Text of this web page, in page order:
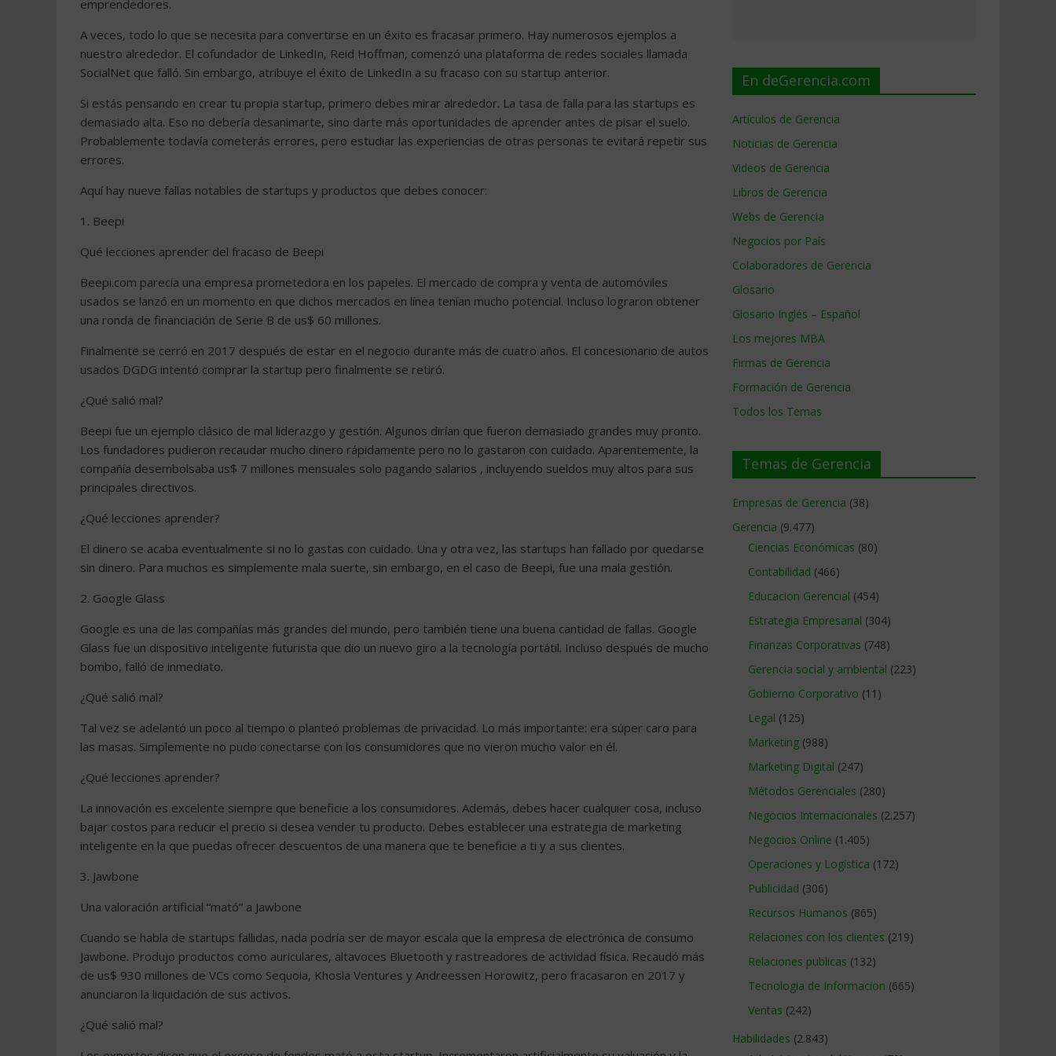
emprendedores.
A veces, todo lo que se necesita para convertirse en un éxito es fracasar primero. Hay numerosos ejemplos a
nuestro alrededor. El cofundador de LinkedIn, Reid Hoffman, comenzó una plataforma de redes sociales llamada
SocialNet que falló. Sin embargo, atribuye el éxito de LinkedIn a su fracaso con su startup anterior.
Si estás pensando en crear tu propia startup, primero debes mirar alrededor. La tasa de falla para las startups es
demasiado alta. Eso no debería desanimarte, sino darte más oportunidades de aprender antes de pisar el suelo.
Probablemente todavía cometerás errores, pero estudiar las experiencias de otras personas te evitará repetir sus
errores.
Aquí hay nueve fallas notables de startups y productos que debes conocer:
1. Beepi
Qué lecciones aprender del fracaso de Beepi
Beepi.com parecía una empresa prometedora en los papeles. El mercado de compra y venta de automóviles
usados ​​se lanzó en un momento en que dichos mercados en línea tenían mucho potencial. Incluso lograron obtener
una ronda de financiación de Serie B de us$ 60 millones.
Finalmente se cerró en 2017 después de estar en el negocio durante más de cuatro años. El concesionario de autos
usados ​​DGDG intentó comprar la startup pero finalmente se retiró.
¿Qué salió mal?
Beepi fue un ejemplo clásico de mal liderazgo y gestión. Algunos dirían que fueron demasiado grandes muy pronto.
Los fundadores pudieron recaudar mucho dinero rápidamente pero no lo gastaron con cuidado. Aparentemente, la
compañía desembolsaba us$ 7 millones mensuales solo pagando salarios , incluyendo sueldos muy altos para sus
principales directivos.
¿Qué lecciones aprender?
El dinero se acaba eventualmente si no lo gastas con cuidado. Una y otra vez, las startups han fallado por quedarse
sin dinero. Para muchos es simplemente mala suerte, sin embargo, en el caso de Beepi, fue una mala gestión.
2. Google Glass
Google es una de las compañías más grandes del mundo, pero también tiene una buena cantidad de fallas. Google
Glass fue un dispositivo inteligente futurista que dio un nuevo giro a la tecnología portátil. Incluso después de mucho
bombo, falló de inmediato.
¿Qué salió mal?
Tal vez se adelantó un poco al tiempo o planteó problemas de privacidad. Lo más importante: era súper caro para
las masas. Simplemente no pudo conectarse con los consumidores que no vieron mucho valor en él.
¿Qué lecciones aprender?
La innovación es excelente siempre que beneficie a los consumidores. Además, debes hacer cualquier cosa, incluso
bajar costos para reducir el precio si desea vender tu producto. Debes establecer una estrategia de marketing
inteligente en la que puedas ofrecer descuentos de una manera que te beneficie a ti y a sus clientes.
3. Jawbone
Una valoración artificial “mató” a Jawbone
Cuando se habla de startups fallidas, nada podría ser de mayor escala que la empresa de electrónica de consumo
Jawbone. Produjo productos como auriculares, altavoces Bluetooth y rastreadores de actividad física. Recaudó más
de us$ 930 millones de VCs como Sequoia, Khosla Ventures y Andreessen Horowitz, pero fracasaron en 2017 y
anunciaron la liquidación de sus activos.
¿Qué salió mal?
En deGerencia.com
Artículos de Gerencia
Noticias de Gerencia
Videos de Gerencia
Libros de Gerencia
Webs de Gerencia
Negocios por País
Colaboradores de Gerencia
Glosario
Glosario Inglés – Español
Los mejores MBA
Firmas de Gerencia
Formación de Gerencia
Todos los Temas
Temas de Gerencia
Empresas de Gerencia (38)
Gerencia (9.477)
Ciencias Económicas (80)
Contabilidad (466)
Educacion Gerencial (454)
Estrategia Empresarial (304)
Finanzas Corporativas (748)
Gerencia social y ambiental (223)
Gobierno Corporativo (11)
Legal (125)
Marketing (988)
Marketing Digital (247)
Métodos Gerenciales (280)
Negocios Internacionales (2.257)
Negocios Online (1.405)
Operaciones y Logística (172)
Publicidad (306)
Recursos Humanos (865)
Relaciones con los clientes (219)
Relaciones publicas (132)
Tecnologia de Informacion (665)
Ventas (242)
Habilidades (2.843)